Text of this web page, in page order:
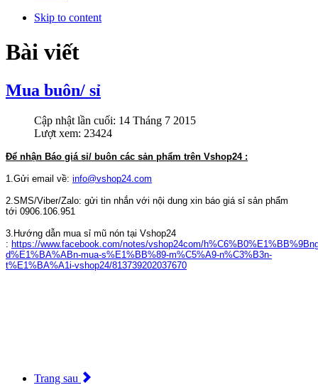
Skip to content
Bài viết
Mua buôn/ sỉ
Cập nhật lần cuối: 14 Tháng 7 2015
Lượt xem: 23424
Để nhận Báo giá sỉ/ buôn các sản phẩm trên Vshop24 :
1.Gửi email về: info@vshop24.com
2.SMS/Viber/Zalo: gửi tin nhắn với nội dung xin báo giá sỉ sản phẩm
tới 0906.106.951
3.Hướng dẫn mua sỉ mũ nón tại Vshop24
: https://www.facebook.com/notes/vshop24com/
d%E1%BA%ABn-mua-s%E1%BB%89-m%C5%A9-n%C3%B3n-
t%E1%BA%A1i-vshop24/813739202037670
Trang sau